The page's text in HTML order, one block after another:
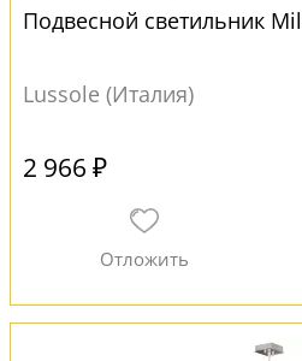
Подвесной светильник
Lussole (Италия)
2 966 ₽